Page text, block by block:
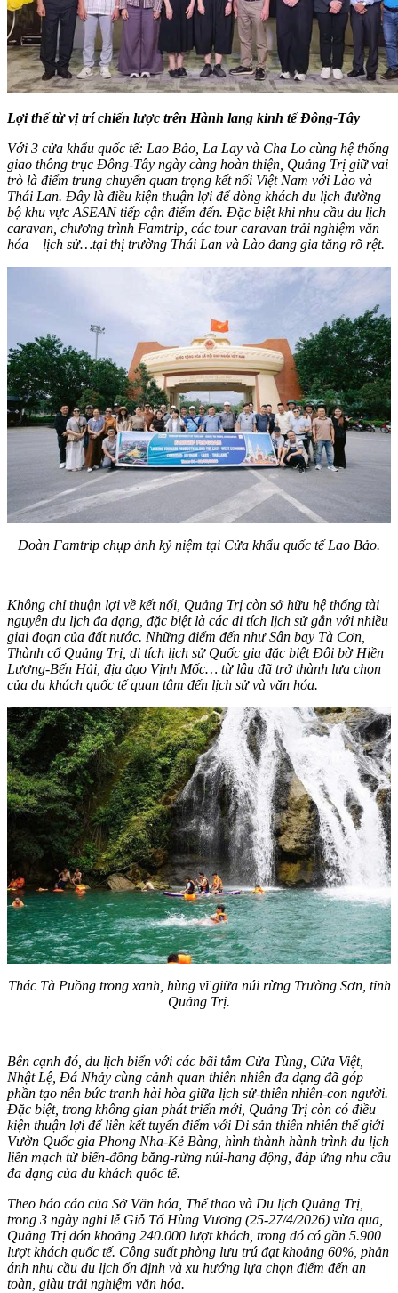
Lợi thế từ vị trí chiến lược trên Hành lang kinh tế Đông-Tây
Với 3 cửa khẩu quốc tế: Lao Bảo, La Lay và Cha Lo cùng hệ thống
giao thông trục Đông-Tây ngày càng hoàn thiện, Quảng Trị giữ vai
trò là điểm trung chuyển quan trọng kết nối Việt Nam với Lào và
Thái Lan. Đây là điều kiện thuận lợi để dòng khách du lịch đường
bộ khu vực ASEAN tiếp cận điểm đến. Đặc biệt khi nhu cầu du lịch
caravan, chương trình Famtrip, các tour caravan trải nghiệm văn
hóa – lịch sử…tại thị trường Thái Lan và Lào đang gia tăng rõ rệt.
Đoàn Famtrip chụp ảnh kỷ niệm tại Cửa khẩu quốc tế Lao Bảo.
Không chỉ thuận lợi về kết nối, Quảng Trị còn sở hữu hệ thống tài
nguyên du lịch đa dạng, đặc biệt là các di tích lịch sử gắn với nhiều
giai đoạn của đất nước. Những điểm đến như Sân bay Tà Cơn,
Thành cổ Quảng Trị, di tích lịch sử Quốc gia đặc biệt Đôi bờ Hiền
Lương-Bến Hải, địa đạo Vịnh Mốc… từ lâu đã trở thành lựa chọn
của du khách quốc tế quan tâm đến lịch sử và văn hóa.
Thác Tà Puồng trong xanh, hùng vĩ giữa núi rừng Trường Sơn, tỉnh
Quảng Trị.
Bên cạnh đó, du lịch biển với các bãi tắm Cửa Tùng, Cửa Việt,
Nhật Lệ, Đá Nhảy cùng cảnh quan thiên nhiên đa dạng đã góp
phần tạo nên bức tranh hài hòa giữa lịch sử-thiên nhiên-con người.
Đặc biệt, trong không gian phát triển mới, Quảng Trị còn có điều
kiện thuận lợi để liên kết tuyến điểm với Di sản thiên nhiên thế giới
Vườn Quốc gia Phong Nha-Kẻ Bàng, hình thành hành trình du lịch
liền mạch từ biển-đồng bằng-rừng núi-hang động, đáp ứng nhu cầu
đa dạng của du khách quốc tế.
Theo báo cáo của Sở Văn hóa, Thể thao và Du lịch Quảng Trị,
trong 3 ngày nghỉ lễ Giỗ Tổ Hùng Vương (25-27/4/2026) vừa qua,
Quảng Trị đón khoảng 240.000 lượt khách, trong đó có gần 5.900
lượt khách quốc tế. Công suất phòng lưu trú đạt khoảng 60%, phản
ánh nhu cầu du lịch ổn định và xu hướng lựa chọn điểm đến an
toàn, giàu trải nghiệm văn hóa.